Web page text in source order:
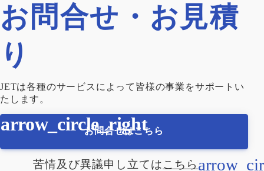
お問合せ・お見積
り
JETは各種のサービスによって皆様の事業をサポートい
たします。
お問合せはこちら
苦情及び異議申し立てはこちら